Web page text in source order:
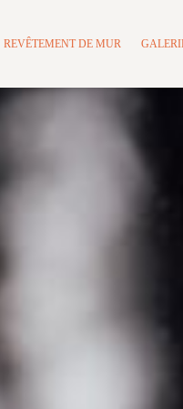
REVÊTEMENT DE MUR